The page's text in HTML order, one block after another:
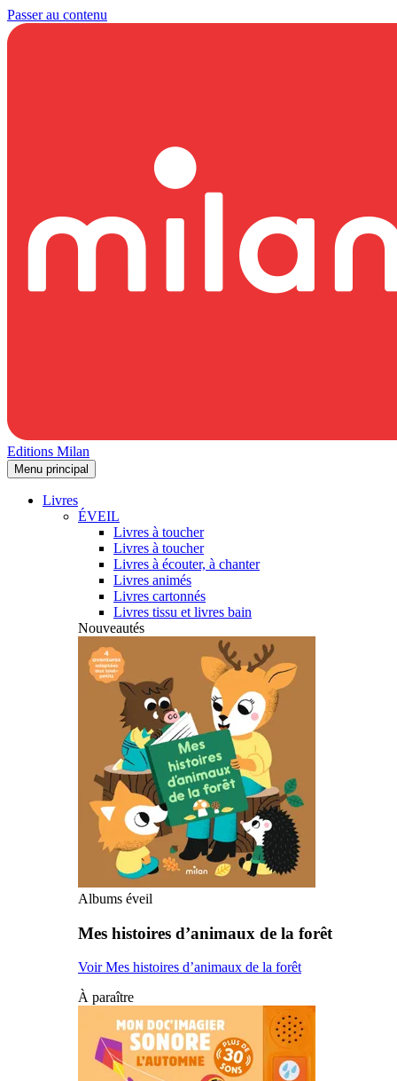
Passer au contenu
Editions Milan
Menu principal
Livres
ÉVEIL
Livres à toucher
Livres à toucher
Livres à écouter, à chanter
Livres animés
Livres cartonnés
Livres tissu et livres bain
Nouveautés
Albums éveil
Mes histoires d’animaux de la forêt
Voir Mes histoires d’animaux de la forêt
À paraître